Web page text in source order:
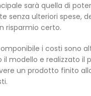
sarà quella di
senza ulteriori spese,
risparmio certo.
i costi sono
modello e realizzato il
un prodotto finito